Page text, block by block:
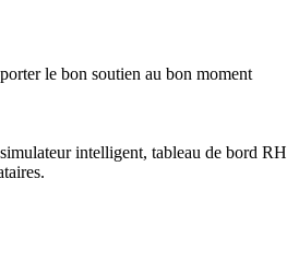
le bon soutien au bon moment
intelligent, tableau de bord RH